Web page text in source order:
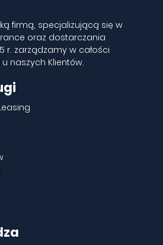
firmą, specjalizującą się w
oraz dostarczania
r. zarządzamy w całości
naszych Klientów.